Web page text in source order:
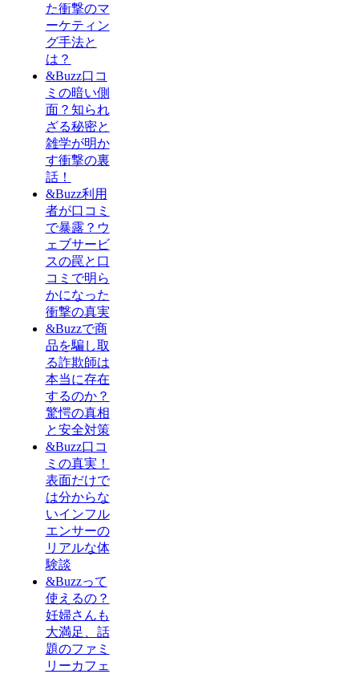
た衝撃のマ
ーケティン
グ手法と
は？
&Buzz口コ
ミの暗い側
面？知られ
ざる秘密と
雑学が明か
す衝撃の裏
話！
&Buzz利用
者が口コミ
で暴露？ウ
ェブサービ
スの罠と口
コミで明ら
かになった
衝撃の真実
&Buzzで商
品を騙し取
る詐欺師は
本当に存在
するのか？
驚愕の真相
と安全対策
&Buzz口コ
ミの真実！
表面だけで
は分からな
いインフル
エンサーの
リアルな体
験談
&Buzzって
使えるの？
妊婦さんも
大満足、話
題のファミ
リーカフェ